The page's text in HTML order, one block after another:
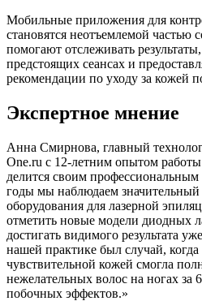
Мобильные приложения для
становятся неотъемлемой
помогают отслеживать
предстоящих сеансах и
рекомендации по уходу за кожей
Экспертное мнение
Анна Смирнова, главный
One.ru с 12-летним опытом
делится своим
годы мы наблюдаем значительный
оборудования для лазерной
отметить новые модели диодных
достигать видимого результата
нашей практике был случай, когда
чувствительной кожей смогла
нежелательных волос на ногах за
побочных эффектов.»